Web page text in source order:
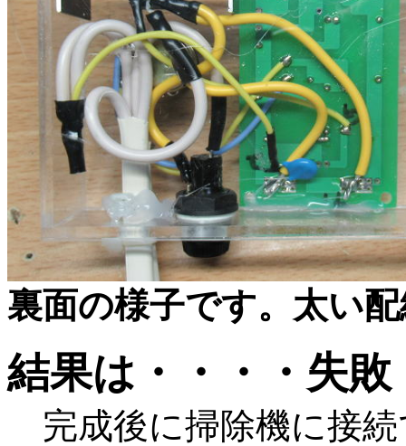
裏面の様子です。太い
結果は・・・・失敗
完成後に掃除機に接